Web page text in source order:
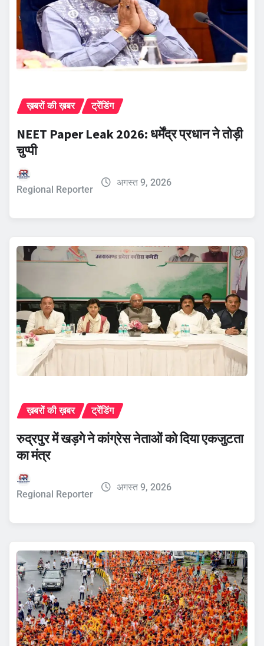
ख़बरों की ख़बर ट्रेंडिंग
NEET Paper Leak 2026: धर्मेंद्र प्रधान ने तोड़ी
चुप्पी
Regional Reporter
अगस्त 9, 2026
ख़बरों की ख़बर ट्रेंडिंग
रुद्रपुर में खड़गे ने कांग्रेस नेताओं को दिया एकजुटता
का मंत्र
Regional Reporter
अगस्त 9, 2026